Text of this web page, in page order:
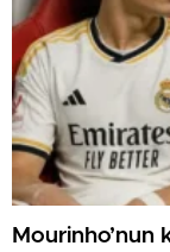
Mourinho’nun